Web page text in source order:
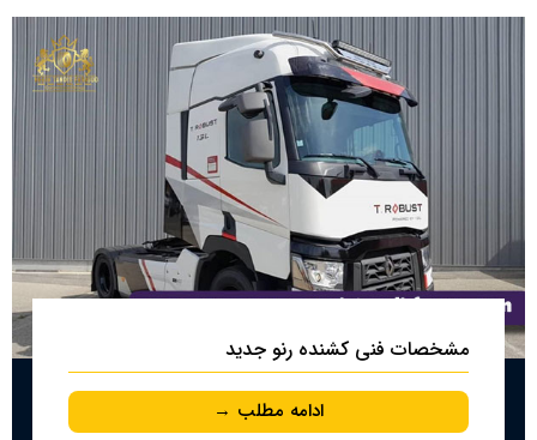
مشخصات فنی کشنده رنو جدید
ادامه مطلب →